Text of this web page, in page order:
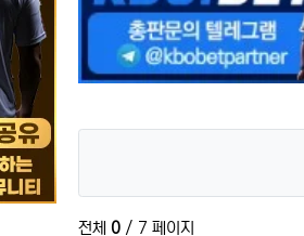
전체 0 / 7 페이지